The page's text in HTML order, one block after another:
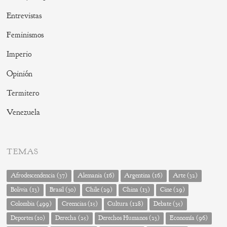
Entrevistas
Feminismos
Imperio
Opinión
Termitero
Venezuela
TEMAS
Afrodescendencia(37) Alemania(16) Argentina(16) Arte(32)
Bolivia(13) Brasil(30) Chile(29) China(13) Cine(29)
Colombia(499) Creencias(15) Cultura(128) Debate(35)
Deportes(10) Derecha(25) Derechos Humanos(23) Economía(96)